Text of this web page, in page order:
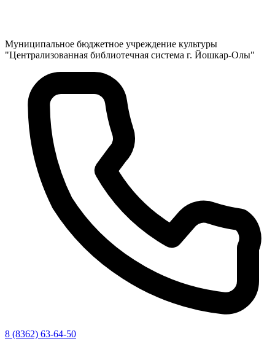
Муниципальное бюджетное учреждение культуры
"Централизованная библиотечная система г. Йошкар-Олы"
8 (8362) 63-64-50